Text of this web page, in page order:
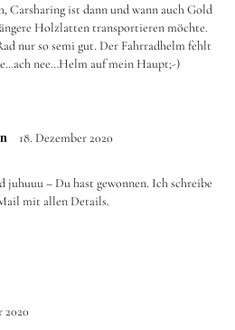
Carsharing ist dann und wann auch Gold
Holzlatten transportieren möchte.
nur so semi gut. Der Fahrradhelm fehlt
nee…Helm auf mein Haupt;-)
18. Dezember 2020
juhuuu – Du hast gewonnen. Ich schreibe
mit allen Details.
2020